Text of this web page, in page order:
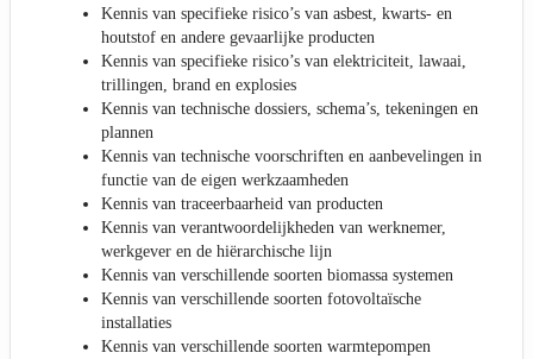
Kennis van specifieke risico’s van asbest, kwarts- en
houtstof en andere gevaarlijke producten
Kennis van specifieke risico’s van elektriciteit, lawaai,
trillingen, brand en explosies
Kennis van technische dossiers, schema’s, tekeningen en
plannen
Kennis van technische voorschriften en aanbevelingen in
functie van de eigen werkzaamheden
Kennis van traceerbaarheid van producten
Kennis van verantwoordelijkheden van werknemer,
werkgever en de hiërarchische lijn
Kennis van verschillende soorten biomassa systemen
Kennis van verschillende soorten fotovoltaïsche
installaties
Kennis van verschillende soorten warmtepompen